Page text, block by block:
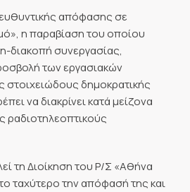
απόφασης σε
η παραβίαση του οποίου
διακοπή συνεργασίας,
των εργασιακών
στοιχειώδους δημοκρατικής
να διακρίνει κατά μείζονα
ραδιοτηλεοπτικούς
τη Διοίκηση του Ρ/Σ «Αθήνα
ταχύτερο την απόφασή της και